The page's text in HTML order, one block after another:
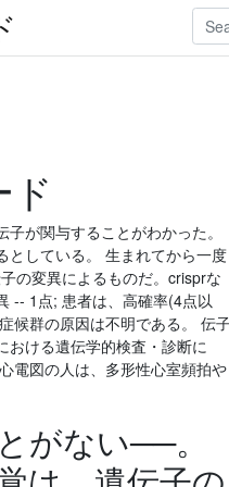
が関与することがわかった。
としている。 生まれてから一度
の変異によるものだ。crisprな
-- 1点; 患者は、高確率(4点以
候群の原因は不明である。 伝
おける遺伝学的検査・診断に
電図の人は、多形性心室頻拍や
がない──。